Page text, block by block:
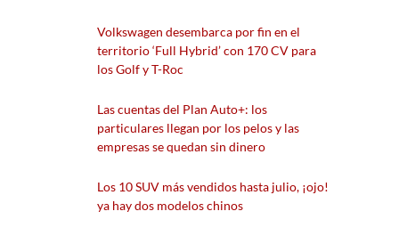
Volkswagen desembarca por fin en el
territorio ‘Full Hybrid’ con 170 CV para
los Golf y T-Roc
Las cuentas del Plan Auto+: los
particulares llegan por los pelos y las
empresas se quedan sin dinero
Los 10 SUV más vendidos hasta julio, ¡ojo!
ya hay dos modelos chinos